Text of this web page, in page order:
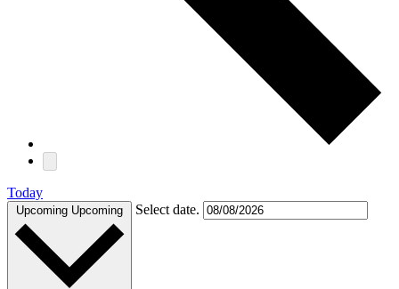
Today
Upcoming Upcoming Select date.